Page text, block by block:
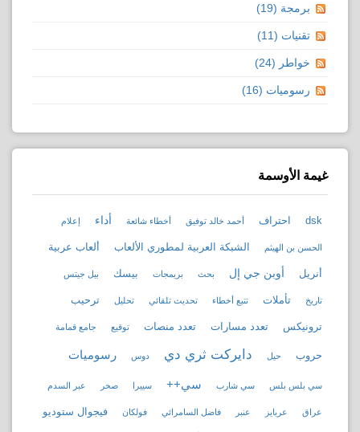
برمجة (19)
تقنيات (11)
خواطر (24)
رسوميات (16)
غيمة الأوسمة
dsk احتراف أحمد خالد توفيق أخطاء شائعة أداء إعلام
الحسن بن الهيثم الشبكة العربية لمطوري الألعاب ألعاب عربية
أنريل أوبن جي إل بحث بريمجات بيسك بيل جيتس
تاريخ تأملات تتبع أخطاء تحديث تلقائي تحليل ترحيب
ترونيكس تعدد مسارات تعدد منصات توقيع جامع قمامة
حروب حيل دايركت ثري دي دوس رسوميات
سي بلس بلس سي شارب سي++ سييرا صخر عبر السدم
عراق عربايز عنبر فاضل السامرائي فولكان فيجوال ستوديو